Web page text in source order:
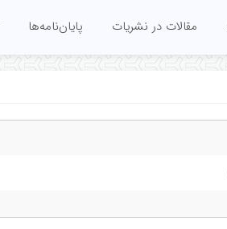
مقالات در نشریات پایان‌نامه‌ها